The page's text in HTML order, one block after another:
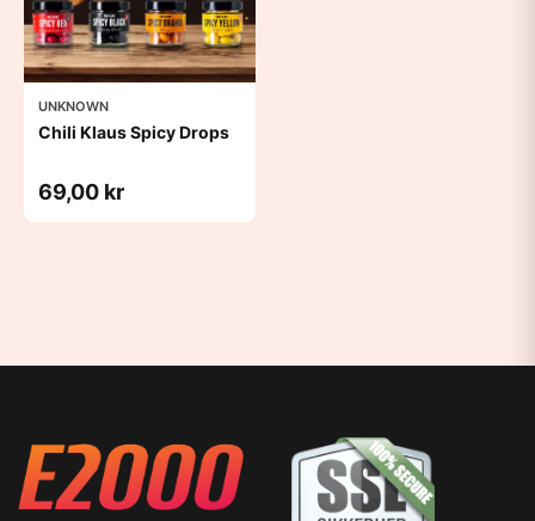
UNKNOWN
Chili Klaus Spicy Drops
69,00 kr